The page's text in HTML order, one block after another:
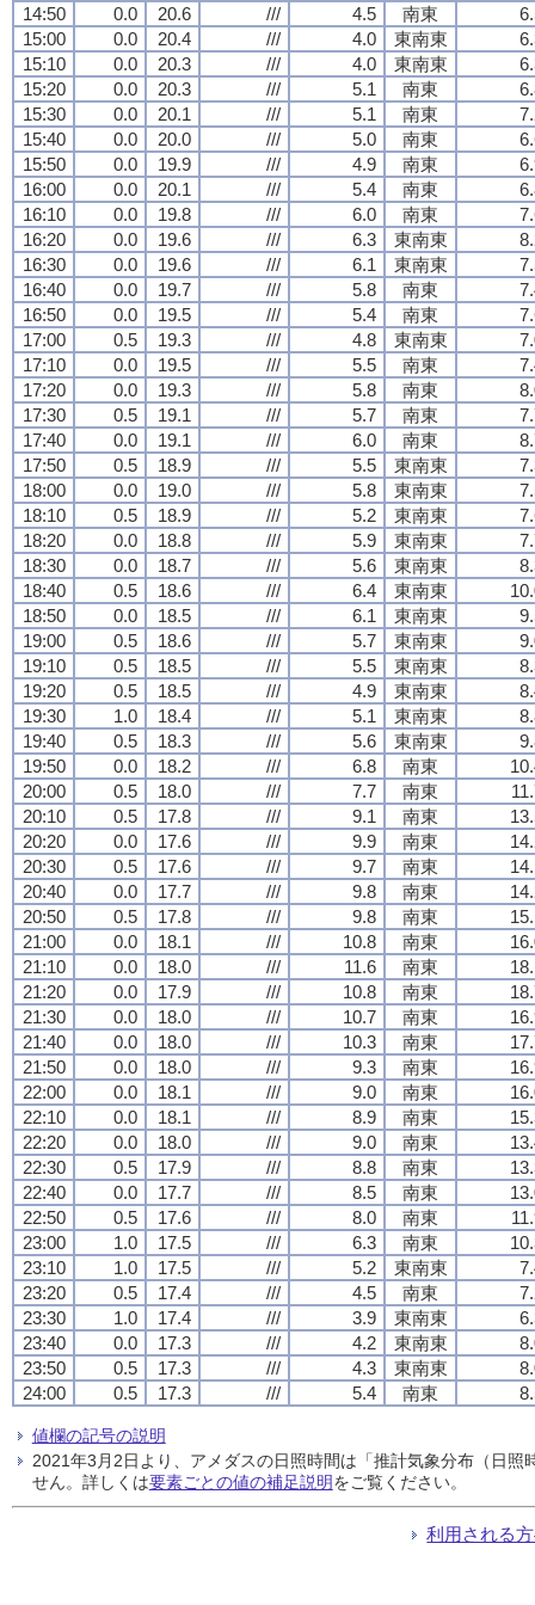
14:50 0.0 20.6 /// 4.5 南東
15:00
0.0 20.4 /// 4.0 東南東
15:10
0.0 20.3 /// 4.0 東南東
15:20
0.0 20.3 /// 5.1 南東
15:30
0.0 20.1 /// 5.1 南東
15:40
0.0 20.0 /// 5.0 南東
15:50
0.0 19.9 /// 4.9 南東
16:00
0.0 20.1 /// 5.4 南東
16:10
0.0 19.8 /// 6.0 南東
16:20
0.0 19.6 /// 6.3 東南東
16:30
0.0 19.6 /// 6.1 東南東
16:40
0.0 19.7 /// 5.8 南東
16:50
0.0 19.5 /// 5.4 南東
17:00
0.5 19.3 /// 4.8 東南東
17:10
0.0 19.5 /// 5.5 南東
17:20
0.0 19.3 /// 5.8 南東
17:30
0.5 19.1 /// 5.7 南東
17:40
0.0 19.1 /// 6.0 南東
17:50
0.5 18.9 /// 5.5 東南東
18:00
0.0 19.0 /// 5.8 東南東
18:10
0.5 18.9 /// 5.2 東南東
18:20
0.0 18.8 /// 5.9 東南東
18:30
0.0 18.7 /// 5.6 東南東
18:40
0.5 18.6 /// 6.4 東南東
18:50
0.0 18.5 /// 6.1 東南東
19:00
0.5 18.6 /// 5.7 東南東
19:10
0.5 18.5 /// 5.5 東南東
19:20
0.5 18.5 /// 4.9 東南東
19:30
1.0 18.4 /// 5.1 東南東
19:40
0.5 18.3 /// 5.6 東南東
19:50
0.0 18.2 /// 6.8 南東
20:00
0.5 18.0 /// 7.7 南東
20:10
0.5 17.8 /// 9.1 南東
20:20
0.0 17.6 /// 9.9 南東
20:30
0.5 17.6 /// 9.7 南東
20:40
0.0 17.7 /// 9.8 南東
20:50
0.5 17.8 /// 9.8 南東
21:00
0.0 18.1 /// 10.8 南東
21:10
0.0 18.0 /// 11.6 南東
21:20
0.0 17.9 /// 10.8 南東
21:30
0.0 18.0 /// 10.7 南東
21:40
0.0 18.0 /// 10.3 南東
21:50
0.0 18.0 /// 9.3 南東
22:00
0.0 18.1 /// 9.0 南東
22:10
0.0 18.1 /// 8.9 南東
22:20
0.0 18.0 /// 9.0 南東
22:30
0.5 17.9 /// 8.8 南東
22:40
0.0 17.7 /// 8.5 南東
22:50
0.5 17.6 /// 8.0 南東
23:00
1.0 17.5 /// 6.3 南東
23:10
1.0 17.5 /// 5.2 東南東
23:20
0.5 17.4 /// 4.5 南東
23:30
1.0 17.4 /// 3.9 東南東
23:40
0.0 17.3 /// 4.2 東南東
23:50
0.5 17.3 /// 4.3 東南東
24:00
0.5 17.3 /// 5.4 南東
値欄の記号の説明
2021年3月2日より、アメダスの日照時間は「推計気象分布（日
せん。詳しくは要素ごとの値の補足説明をご覧ください。
利用される